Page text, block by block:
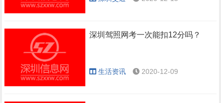
深圳驾照网考一次能扣12分吗？
生活资讯 2020-12-09